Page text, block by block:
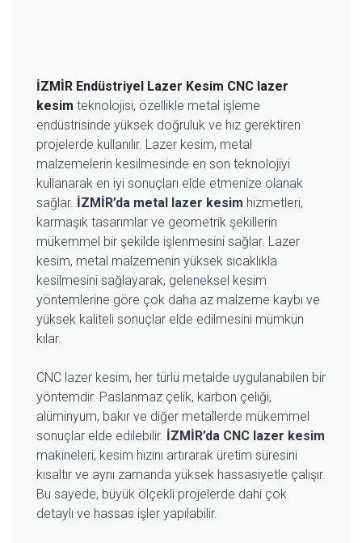
İZMİR Endüstriyel Lazer Kesim CNC lazer
kesim teknolojisi, özellikle metal işleme
endüstrisinde yüksek doğruluk ve hız gerektiren
projelerde kullanılır. Lazer kesim, metal
malzemelerin kesilmesinde en son teknolojiyi
kullanarak en iyi sonuçları elde etmenize olanak
sağlar. İZMİR’da metal lazer kesim hizmetleri,
karmaşık tasarımlar ve geometrik şekillerin
mükemmel bir şekilde işlenmesini sağlar. Lazer
kesim, metal malzemenin yüksek sıcaklıkla
kesilmesini sağlayarak, geleneksel kesim
yöntemlerine göre çok daha az malzeme kaybı ve
yüksek kaliteli sonuçlar elde edilmesini mümkün
kılar.
CNC lazer kesim, her türlü metalde uygulanabilen bir
yöntemdir. Paslanmaz çelik, karbon çeliği,
alüminyum, bakır ve diğer metallerde mükemmel
sonuçlar elde edilebilir. İZMİR’da CNC lazer kesim
makineleri, kesim hızını artırarak üretim süresini
kısaltır ve aynı zamanda yüksek hassasiyetle çalışır.
Bu sayede, büyük ölçekli projelerde dahi çok
detaylı ve hassas işler yapılabilir.